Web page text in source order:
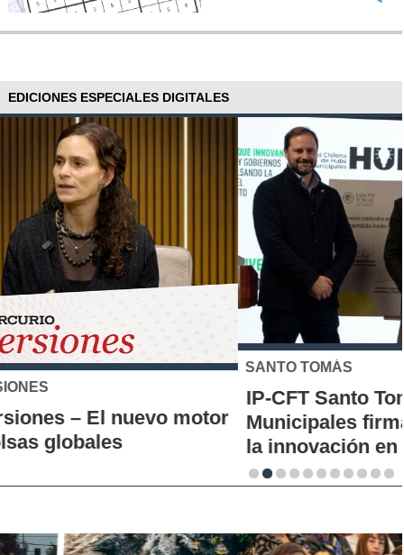
EDICIONES ESPECIALES DIGITALES
SANTO TOMÁS
IP-CFT Santo Tomás y Red de Hubs
Municipales firman alianza para impulsar
la innovación en los territorios